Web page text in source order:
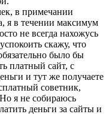
в примечании
я в течении максимум
не всегда нахожусь
скажу, что
было бы
платный сайт, с
и тут же получаете
советник,
я не собираюсь
деньги за сайты и